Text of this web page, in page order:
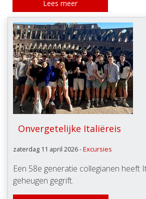
Lees meer
Onvergetelijke Italiëreis
zaterdag 11 april 2026 -Excursies
Een 58e generatie collegianen heeft
geheugen gegrift.